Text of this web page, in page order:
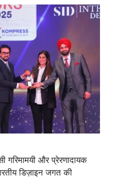
गरिमामयी और प्रेरणादायक
डिज़ाइन जगत की